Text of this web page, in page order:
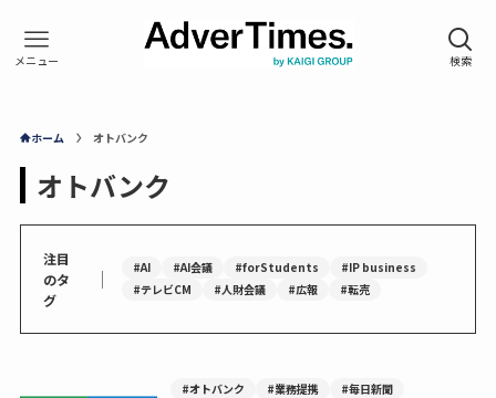
ホーム オトバンク
オトバンク
注目
のタ
グ
｜ #AI #AI会議 #forStudents
#IP business
#テレビCM
#人財会議 #広報 #転売
#オトバンク #業務提携 #毎日新聞